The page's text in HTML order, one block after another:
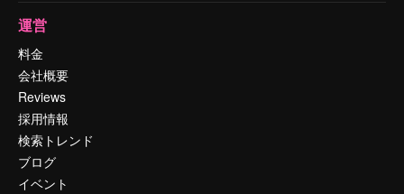
運営
料金
会社概要
Reviews
採用情報
検索トレンド
ブログ
イベント